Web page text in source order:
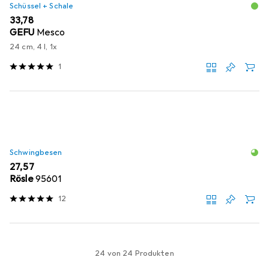
Schüssel + Schale
EUR
33,78
GEFU Mesco
24 cm, 4 l, 1x
1
Schwingbesen
EUR
27,57
Rösle95601
12
24 von 24 Produkten